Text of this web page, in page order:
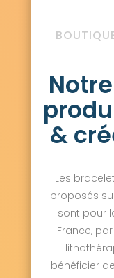
&
Les
proposés
sont pour
France,
bénéficier